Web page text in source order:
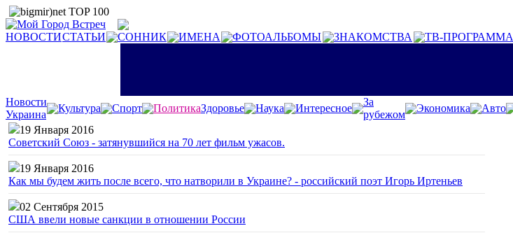
НОВОСТИСТАТЬИ СОННИК ИМЕНА ФОТОАЛЬБОМЫ ЗНАКОМСТВА ТВ-ПРОГРАММА
Новости
Украина
Культура Спорт ПолитикаЗдоровье Наука Интересное
За
рубежом
Экономика
Авто
19 Января 2016
Советский Союз - затянувшийся на 70 лет фильм ужасов.
19 Января 2016
Как мы будем жить после всего, что натворили в Украине? - российский поэт Игорь Иртеньев
02 Сентября 2015
США ввели новые санкции в отношении России